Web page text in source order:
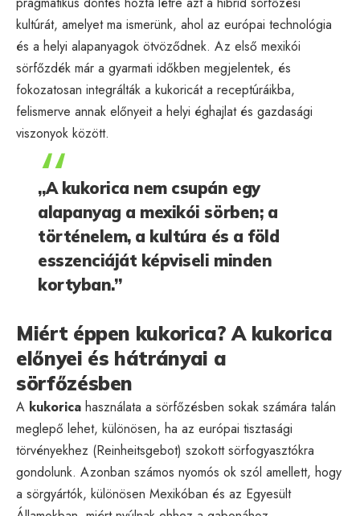
kultúrát, amelyet ma ismerünk, ahol az európai technológia
és a helyi alapanyagok ötvöződnek. Az első mexikói
sörfőzdék már a gyarmati időkben megjelentek, és
fokozatosan integrálták a kukoricát a receptúráikba,
felismerve annak előnyeit a helyi éghajlat és gazdasági
viszonyok között.
„A kukorica nem csupán egy
alapanyag a mexikói sörben; a
történelem, a kultúra és a föld
esszenciáját képviseli minden
kortyban.”
Miért éppen kukorica? A kukorica
előnyei és hátrányai a
sörfőzésben
A kukorica használata a sörfőzésben sokak számára talán
meglepő lehet, különösen, ha az európai tisztasági
törvényekhez (Reinheitsgebot) szokott sörfogyasztókra
gondolunk. Azonban számos nyomós ok szól amellett, hogy
a sörgyártók, különösen Mexikóban és az Egyesült